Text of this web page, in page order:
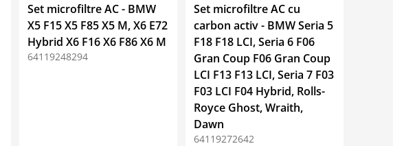
Set microfiltre AC - BMW
X5 F15 X5 F85 X5 M, X6 E72
Hybrid X6 F16 X6 F86 X6 M
64119248294
Set microfiltre AC cu
carbon activ - BMW Seria 5
F18 F18 LCI, Seria 6 F06
Gran Coup F06 Gran Coup
LCI F13 F13 LCI, Seria 7 F03
F03 LCI F04 Hybrid, Rolls-
Royce Ghost, Wraith,
Dawn
64119272642